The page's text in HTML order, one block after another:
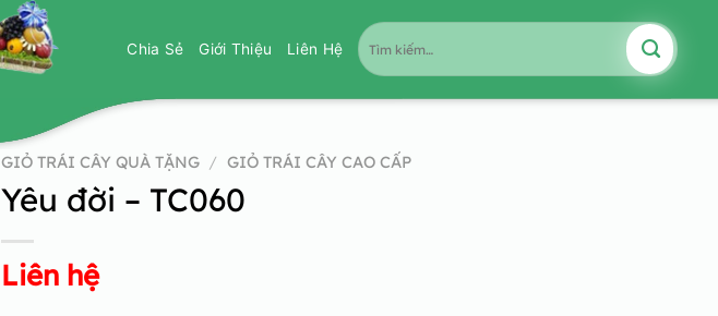
Chia Sẻ Giới Thiệu Liên Hệ
Tìm
kiếm:
GIỎ TRÁI CÂY QUÀ TẶNG / GIỎ TRÁI CÂY CAO CẤP
Yêu đời – TC060
Liên hệ